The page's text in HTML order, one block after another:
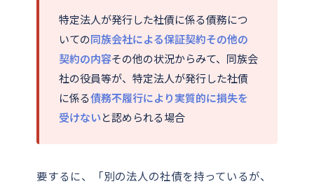
特定法人が発行した社債に係る債務につ
いての同族会社による保証契約その他の
契約の内容その他の状況からみて、同族会
社の役員等が、特定法人が発行した社債
に係る債務不履行により実質的に損失を
受けないと認められる場合
要するに、「別の法人の社債を持っているが、